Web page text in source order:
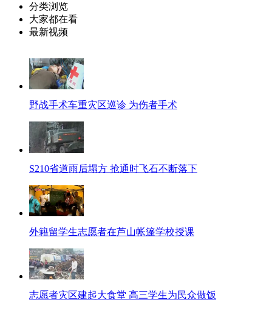
分类浏览
大家都在看
最新视频
野战手术车重灾区巡诊 为伤者手术
S210省道雨后塌方 抢通时飞石不断落下
外籍留学生志愿者在芦山帐篷学校授课
志愿者灾区建起大食堂 高三学生为民众做饭